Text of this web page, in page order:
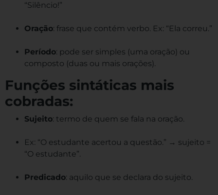
“Silêncio!”
Oração: frase que contém verbo. Ex: “Ela correu.”
Período: pode ser simples (uma oração) ou
composto (duas ou mais orações).
Funções sintáticas mais
cobradas:
Sujeito: termo de quem se fala na oração.
Ex: “O estudante acertou a questão.” → sujeito =
“O estudante”.
Predicado: aquilo que se declara do sujeito.